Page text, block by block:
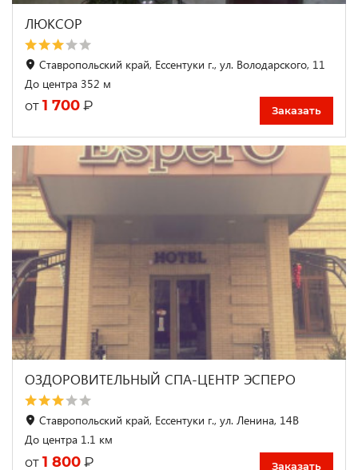
ЛЮКСОР
Ставропольский край, Ессентуки г., ул. Володарского, 11
До центра 352 м
от 1 700 ₽ Заказать
ОЗДОРОВИТЕЛЬНЫЙ СПА-ЦЕНТР ЭСПЕРО
Ставропольский край, Ессентуки г., ул. Ленина, 14В
До центра 1.1 км
от 1 800 ₽ Заказать